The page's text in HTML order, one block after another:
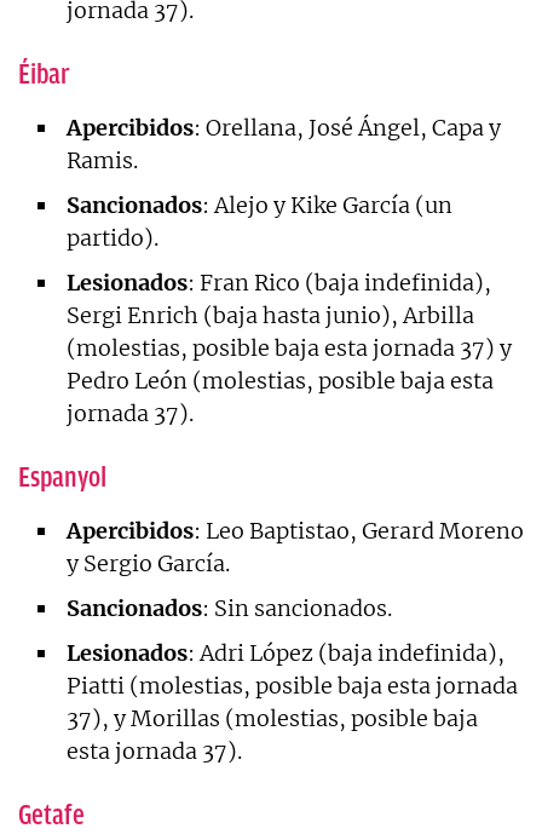
jornada 37).
Éibar
Apercibidos: Orellana, José Ángel, Capa y
Ramis.
Sancionados: Alejo y Kike García (un
partido).
Lesionados: Fran Rico (baja indefinida),
Sergi Enrich (baja hasta junio), Arbilla
(molestias, posible baja esta jornada 37) y
Pedro León (molestias, posible baja esta
jornada 37).
Espanyol
Apercibidos: Leo Baptistao, Gerard Moreno
y Sergio García.
Sancionados: Sin sancionados.
Lesionados: Adri López (baja indefinida),
Piatti (molestias, posible baja esta jornada
37), y Morillas (molestias, posible baja
esta jornada 37).
Getafe